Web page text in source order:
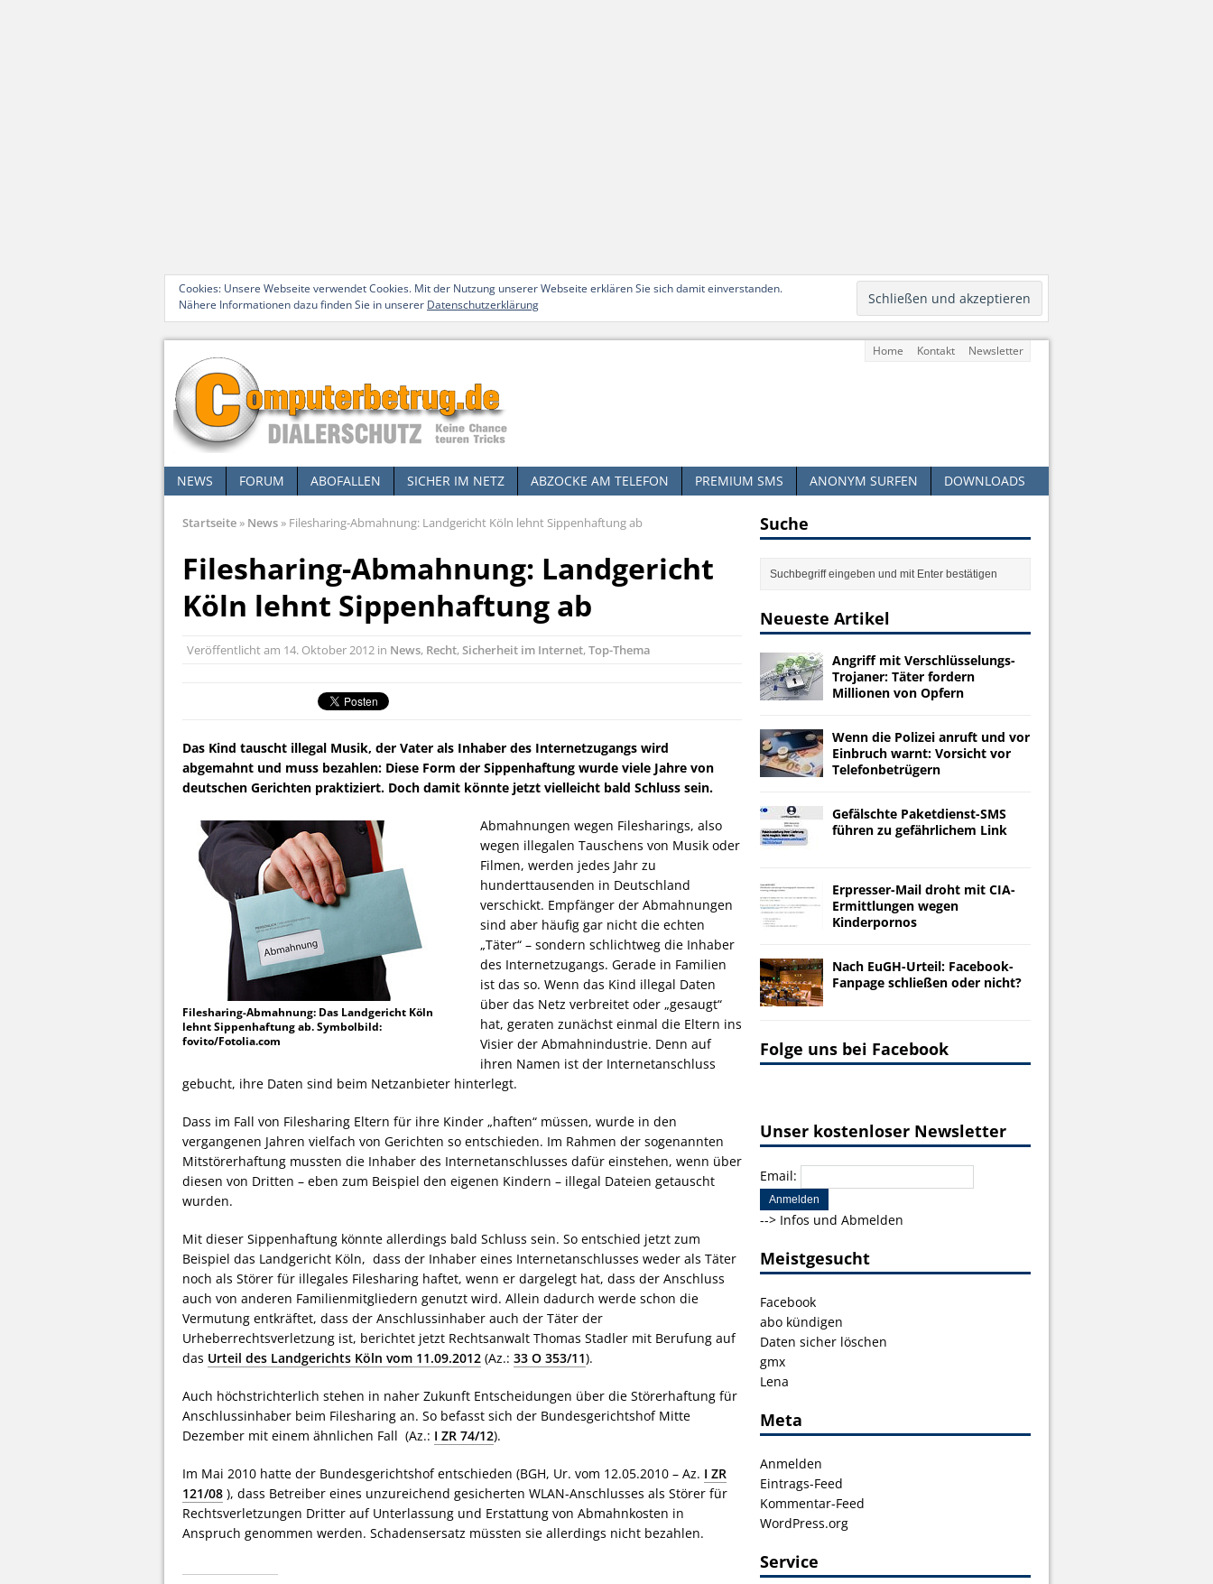
Cookies: Unsere Webseite verwendet Cookies. Mit der Nutzung unserer Webseite erklären Sie sich damit einverstanden.
Nähere Informationen dazu finden Sie in unserer Datenschutzerklärung
Home Kontakt Newsletter
NEWS FORUM ABOFALLEN SICHER IM NETZ ABZOCKE AM TELEFON PREMIUM SMS ANONYM SURFEN DOWNLOADS
Startseite» News» Filesharing-Abmahnung: Landgericht Köln lehnt Sippenhaftung ab
Filesharing-Abmahnung: Landgericht
Köln lehnt Sippenhaftung ab
Veröffentlicht am 14. Oktober 2012 in News, Recht,Sicherheit im Internet,Top-Thema
Das Kind tauscht illegal Musik, der Vater als Inhaber des Internetzugangs wird
abgemahnt und muss bezahlen: Diese Form der Sippenhaftung wurde viele Jahre von
deutschen Gerichten praktiziert. Doch damit könnte jetzt vielleicht bald Schluss sein.
Filesharing-Abmahnung: Das Landgericht Köln
lehnt Sippenhaftung ab. Symbolbild:
fovito/Fotolia.com
Abmahnungen wegen Filesharings, also
wegen illegalen Tauschens von Musik oder
Filmen, werden jedes Jahr zu
hunderttausenden in Deutschland
verschickt. Empfänger der Abmahnungen
sind aber häufig gar nicht die echten
„Täter“ – sondern schlichtweg die Inhaber
des Internetzugangs. Gerade in Familien
ist das so. Wenn das Kind illegal Daten
über das Netz verbreitet oder „gesaugt“
hat, geraten zunächst einmal die Eltern ins
Visier der Abmahnindustrie. Denn auf
ihren Namen ist der Internetanschluss
gebucht, ihre Daten sind beim Netzanbieter hinterlegt.
Dass im Fall von Filesharing Eltern für ihre Kinder „haften“ müssen, wurde in den
vergangenen Jahren vielfach von Gerichten so entschieden. Im Rahmen der sogenannten
Mitstörerhaftung mussten die Inhaber des Internetanschlusses dafür einstehen, wenn über
diesen von Dritten – eben zum Beispiel den eigenen Kindern – illegal Dateien getauscht
wurden.
Mit dieser Sippenhaftung könnte allerdings bald Schluss sein. So entschied jetzt zum
Beispiel das Landgericht Köln, dass der Inhaber eines Internetanschlusses weder als Täter
noch als Störer für illegales Filesharing haftet, wenn er dargelegt hat, dass der Anschluss
auch von anderen Familienmitgliedern genutzt wird. Allein dadurch werde schon die
Vermutung entkräftet, dass der Anschlussinhaber auch der Täter der
Urheberrechtsverletzung ist, berichtet jetzt Rechtsanwalt Thomas Stadler mit Berufung auf
das Urteil des Landgerichts Köln vom 11.09.2012 (Az.: 33 O 353/11).
Auch höchstrichterlich stehen in naher Zukunft Entscheidungen über die Störerhaftung für
Anschlussinhaber beim Filesharing an. So befasst sich der Bundesgerichtshof Mitte
Dezember mit einem ähnlichen Fall (Az.: I ZR 74/12).
Im Mai 2010 hatte der Bundesgerichtshof entschieden (BGH, Ur. vom 12.05.2010 – Az. I ZR
121/08 ), dass Betreiber eines unzureichend gesicherten WLAN-Anschlusses als Störer für
Rechtsverletzungen Dritter auf Unterlassung und Erstattung von Abmahnkosten in
Anspruch genommen werden. Schadensersatz müssten sie allerdings nicht bezahlen.
Suche
Neueste Artikel
Angriff mit Verschlüsselungs-
Trojaner: Täter fordern
Millionen von Opfern
Wenn die Polizei anruft und vor
Einbruch warnt: Vorsicht vor
Telefonbetrügern
Gefälschte Paketdienst-SMS
führen zu gefährlichem Link
Erpresser-Mail droht mit CIA-
Ermittlungen wegen
Kinderpornos
Nach EuGH-Urteil: Facebook-
Fanpage schließen oder nicht?
Folge uns bei Facebook
Unser kostenloser Newsletter
Email:
--> Infos und Abmelden
Meistgesucht
Facebook
abo kündigen
Daten sicher löschen
gmx
Lena
Meta
Anmelden
Eintrags-Feed
Kommentar-Feed
WordPress.org
Service